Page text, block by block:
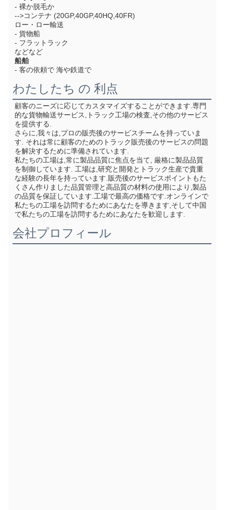
- 裸か脱毛か
-->コンテナ (20GP,40GP,40HQ,40FR)
ロー・ロー輸送
- 貨物船
- フラットラック
などなど
船舶
- 客の依頼で 海や鉄道で
わたしたち の 利点
顧客のニーズに応じてカスタマイズすることができます. 専門
的な貨物輸送サービス,トラック工場の検査,その他のサービス
を提供する.
さらに,我々は,プロの販売後のサービスチームを持っていま
す. それは常に顧客のためのトラック販売後のサービスの問題
を解決するために準備されています.
私たちの工場は,常に製品品質に焦点を当て, 厳格に製品品質
を制御しています. 工場は,研究と開発とトラック生産で貴重
な経験の長年を持っています.販売後のサービスポイントもた
くさん作りました品質管理と高品質の材料の使用により,製品
の品質を保証しています.工場で最高の価格です.オンラインで
私たちの工場を訪問するためにあなたを導きます,そして中国
で私たちの工場を訪問するためにあなたを歓迎します.
会社プロフィール